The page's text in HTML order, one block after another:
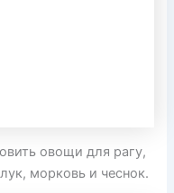
овощи для рагу,
морковь и чеснок.